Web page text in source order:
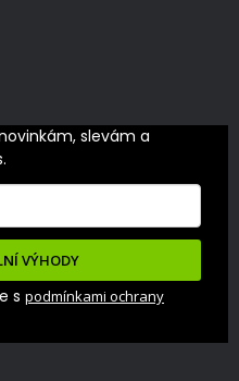
slevám a
VÝHODY
s podmínkami ochrany